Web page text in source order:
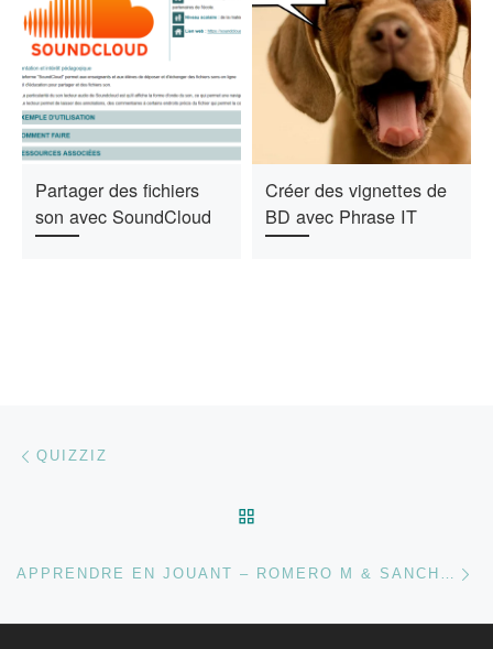
Partager des fichiers
son avec SoundCloud
Créer des vignettes de
BD avec Phrase IT
Parcourir les articles
QUIZZIZ
APPRENDRE EN JOUANT – ROMERO M & SANCHEZ E